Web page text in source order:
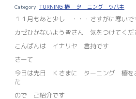
TURNING 椿 ターニング ツバキ
１１月もあと少し・・・・さすがに寒いで
カゼひかないよう皆さん 気をつけてくだ
こんばんは イナリヤ 倉持です
さーて
今日は先日 Ｋさまに ターニング 椿を
た
ので ご紹介です